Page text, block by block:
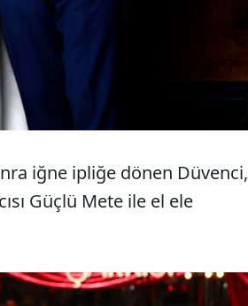
iğne ipliğe dönen Düvenci,
Güçlü Mete ile el ele